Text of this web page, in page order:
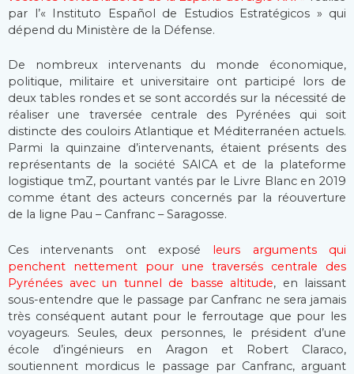
par l’« Instituto Español de Estudios Estratégicos » qui
dépend du Ministère de la Défense.
De nombreux intervenants du monde économique,
politique, militaire et universitaire ont participé lors de
deux tables rondes et se sont accordés sur la nécessité de
réaliser une traversée centrale des Pyrénées qui soit
distincte des couloirs Atlantique et Méditerranéen actuels.
Parmi la quinzaine d’intervenants, étaient présents des
représentants de la société SAICA et de la plateforme
logistique tmZ, pourtant vantés par le Livre Blanc en 2019
comme étant des acteurs concernés par la réouverture
de la ligne Pau – Canfranc – Saragosse.
Ces intervenants ont exposé leurs arguments qui
penchent nettement pour une traversés centrale des
Pyrénées avec un tunnel de basse altitude, en laissant
sous-entendre que le passage par Canfranc ne sera jamais
très conséquent autant pour le ferroutage que pour les
voyageurs. Seules, deux personnes, le président d’une
école d’ingénieurs en Aragon et Robert Claraco,
soutiennent mordicus le passage par Canfranc, arguant